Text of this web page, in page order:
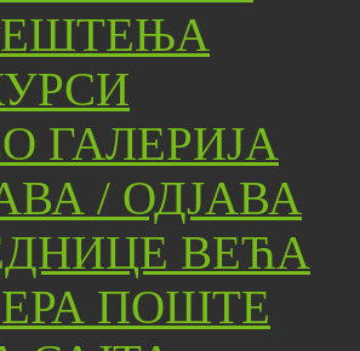
ГАЛЕРИЈА
/ ОДЈАВА
ВЕЋА
ПОШТЕ